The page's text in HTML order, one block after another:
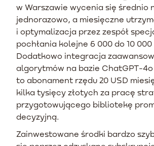
w Warszawie wycenia się średnio
jednorazowo, a miesięczne
i optymalizacja przez zespół
pochłania kolejne 6 000 do 10 000
Dodatkowo integracja
algorytmów na bazie ChatGPT-4o
to abonament rzędu 20 USD
kilka tysięcy złotych za pracę
przygotowującego bibliotekę
decyzyjną.
Zainwestowane środki bardzo